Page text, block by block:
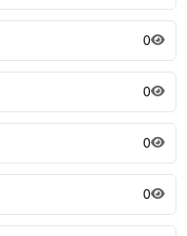
0
0
0
0